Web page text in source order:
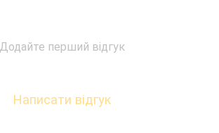
Додайте перший відгук
Написати відгук